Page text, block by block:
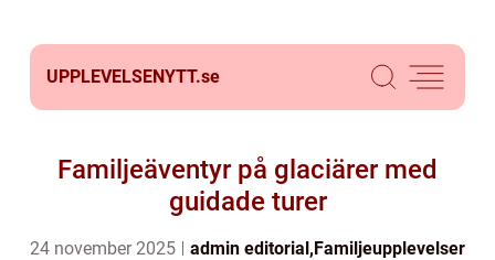
UPPLEVELSENYTT.se
Familjeäventyr på glaciärer med
guidade turer
24 november 2025 admin editorial,Familjeupplevelser